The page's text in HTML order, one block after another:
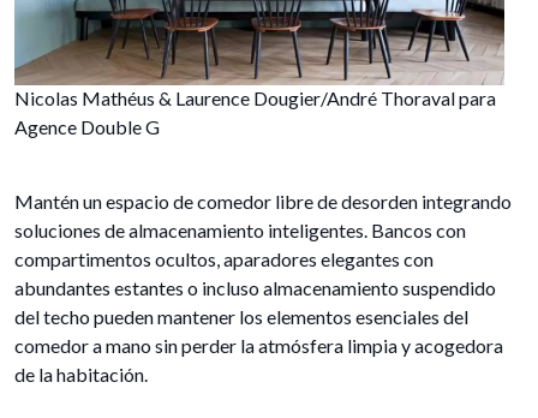
Nicolas Mathéus & Laurence Dougier/André Thoraval para
Agence Double G
Mantén un espacio de comedor libre de desorden integrando
soluciones de almacenamiento inteligentes. Bancos con
compartimentos ocultos, aparadores elegantes con
abundantes estantes o incluso almacenamiento suspendido
del techo pueden mantener los elementos esenciales del
comedor a mano sin perder la atmósfera limpia y acogedora
de la habitación.